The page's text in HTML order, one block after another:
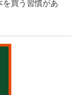
を買う習慣があ